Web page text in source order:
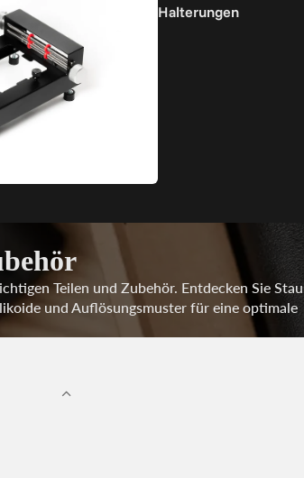
Halterungen
Teilen und Zubehör. Entdecken Sie
und Auflösungsmuster für eine optimale